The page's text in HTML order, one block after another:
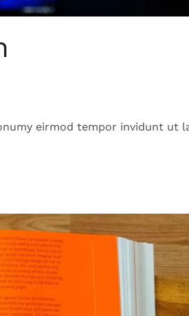
eirmod tempor invidunt ut